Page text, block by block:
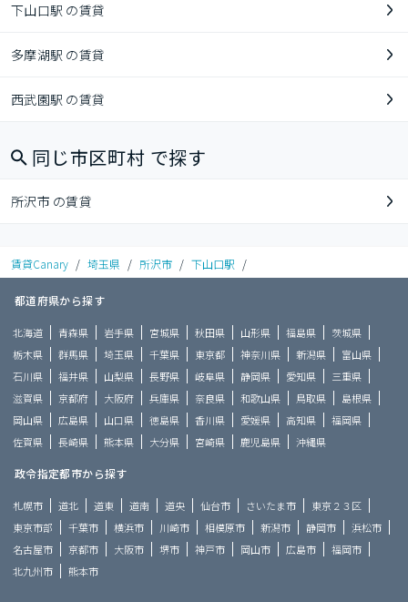
下山口駅 の賃貸
多摩湖駅 の賃貸
西武園駅 の賃貸
同じ市区町村 で探す
所沢市 の賃貸
賃貸Canary / 埼玉県 / 所沢市 / 下山口駅 /
都道府県から探す
北海道 青森県 岩手県 宮城県 秋田県 山形県 福島県
茨城県
栃木県
群馬県 埼玉県 千葉県 東京都 神奈川県 新潟県
富山県
石川県
福井県 山梨県 長野県 岐阜県 静岡県 愛知県
三重県
滋賀県
京都府 大阪府 兵庫県 奈良県 和歌山県 鳥取県
島根県
岡山県
広島県 山口県 徳島県 香川県 愛媛県 高知県
福岡県
佐賀県
長崎県 熊本県 大分県 宮崎県 鹿児島県 沖縄県
政令指定都市から探す
札幌市 道北 道東 道南 道央 仙台市 さいたま市
東京２３区
東京市部
千葉市 横浜市 川崎市 相模原市 新潟市 静岡市
浜松市
名古屋市
京都市 大阪市 堺市 神戸市 岡山市 広島市
福岡市
北九州市
熊本市